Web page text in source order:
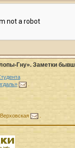
Гну». Заметки
.
.